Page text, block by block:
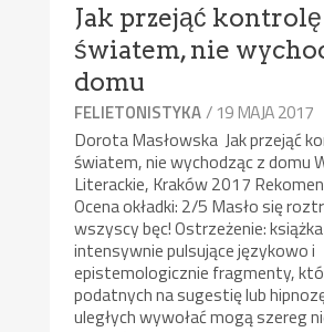
Jak przejąć
światem, nie
domu
FELIETONISTYKA/ 19 MAJA 2017
Dorota Masłowska Jak przejąć
światem, nie wychodząc z domu
Literackie, Kraków 2017
Ocena okładki: 2/5 Masło się
wszyscy bęc! Ostrzeżenie:
intensywnie pulsujące językowo i
epistemologicznie fragmenty,
podatnych na sugestię lub
uległych wywołać mogą szereg